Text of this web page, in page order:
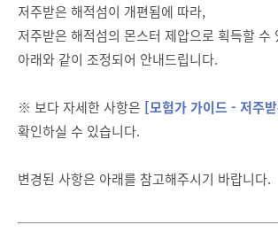
저주받은 해적섬이 개편됨에 따라,
저주받은 해적섬의 몬스터 제압으로 획득할 수
아래와 같이 조정되어 안내드립니다.
※ 보다 자세한 사항은 [모험가 가이드 - 저주
확인하실 수 있습니다.
변경된 사항은 아래를 참고해주시기 바랍니다.